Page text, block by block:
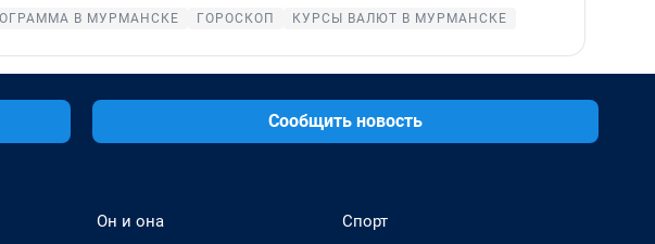
В МУРМАНСКЕ ГОРОСКОП КУРСЫ ВАЛЮТ В МУРМАНСКЕ
Сообщить новость
Он и она
Спорт